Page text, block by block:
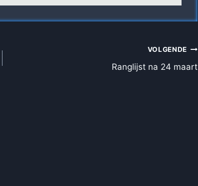
VOLGENDE
Ranglijst na 24 maart